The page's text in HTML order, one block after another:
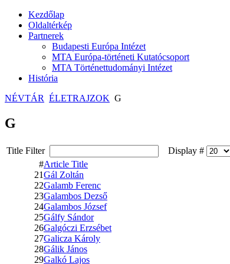
Kezdőlap
Oldaltérkép
Partnerek
Budapesti Európa Intézet
MTA Európa-történeti Kutatócsoport
MTA Történettudományi Intézet
História
NÉVTÁR ÉLETRAJZOK G
G
Title Filter
Display #
#Article Title
21Gál Zoltán
22Galamb Ferenc
23Galambos Dezső
24Galambos József
25Gálfy Sándor
26Galgóczi Erzsébet
27Galicza Károly
28Gálik János
29Galkó Lajos